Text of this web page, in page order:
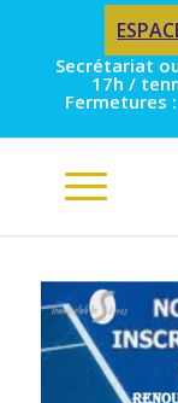
Secrétariat
17h /
Fermetures